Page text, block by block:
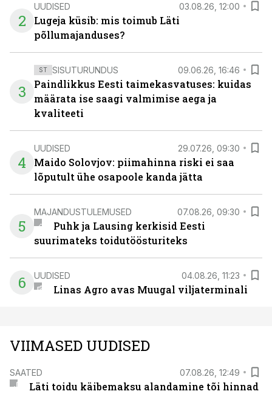
2
UUDISED 03.08.26, 12:00
Lugeja küsib: mis toimub Läti
põllumajanduses?
3
ST SISUTURUNDUS 09.06.26, 16:46
Paindlikkus Eesti taimekasvatuses: kuidas
määrata ise saagi valmimise aega ja
kvaliteeti
4
UUDISED 29.07.26, 09:30
Maido Solovjov: piimahinna riski ei saa
lõputult ühe osapoole kanda jätta
5
MAJANDUSTULEMUSED 07.08.26, 09:30
Puhk ja Lausing kerkisid Eesti
suurimateks toidutöösturiteks
6 UUDISED 04.08.26, 11:23
Linas Agro avas Muugal viljaterminali
VIIMASED UUDISED
SAATED 07.08.26, 12:49
Läti toidu käibemaksu alandamine tõi hinnad